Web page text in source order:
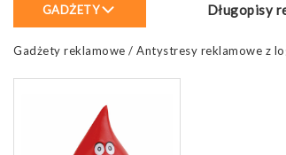
GADŻETY Długopisy
Gadżety reklamowe / Antystresy reklamowe z